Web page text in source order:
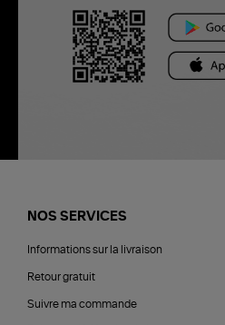
NOS SERVICES
Informations sur la livraison
Retour gratuit
Suivre ma commande